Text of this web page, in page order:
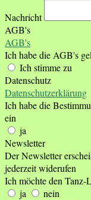
Nachricht
AGB's
AGB's
Ich habe die AGB's
Ich stimme zu
Datenschutz
Datenschutzerklärung
Ich habe die
ein
ja
Newsletter
Der Newsletter
jederzeit widerufen
Ich möchte den Tanz-
ja
nein